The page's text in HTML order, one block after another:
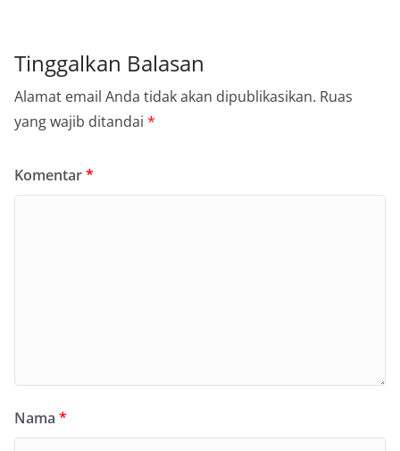
Tinggalkan Balasan
Alamat email Anda tidak akan dipublikasikan. Ruas
yang wajib ditandai *
Komentar*
Nama *